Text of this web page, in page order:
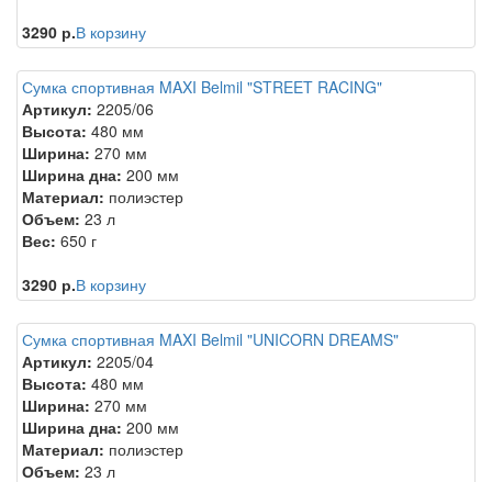
3290 р.В корзину
Сумка спортивная MAXI Belmil "STREET RACING"
Артикул: 2205/06
Высота: 480 мм
Ширина: 270 мм
Ширина дна: 200 мм
Материал: полиэстер
Объем: 23 л
Вес: 650 г
3290 р.В корзину
Сумка спортивная MAXI Belmil "UNICORN DREAMS"
Артикул: 2205/04
Высота: 480 мм
Ширина: 270 мм
Ширина дна: 200 мм
Материал: полиэстер
Объем: 23 л